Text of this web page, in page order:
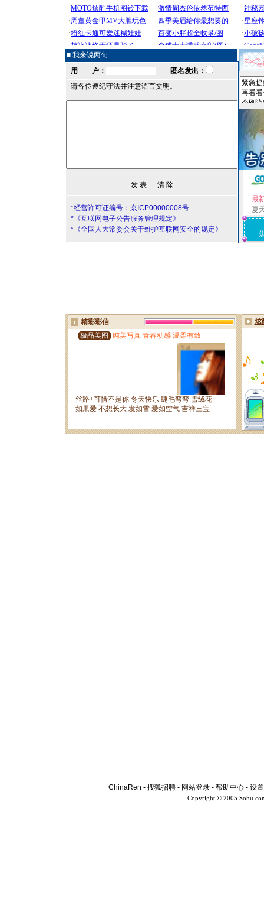
■ 我来说两句
用 户：
匿名发出：
请各位遵纪守法并注意语言文明。
*经营许可证编号：京ICP00000008号
*《互联网电子公告服务管理规定》
*《全国人大常委会关于维护互联网安全的规定》
最
夏
ChinaRen - 搜狐招聘 - 网站登录 - 帮助中心 - 设
Copyright © 2005